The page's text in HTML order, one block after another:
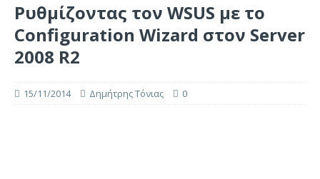
Ρυθμίζοντας τον WSUS με το
Configuration Wizard στον Server
2008 R2
15/11/2014 Δημήτρης Τόνιας 0